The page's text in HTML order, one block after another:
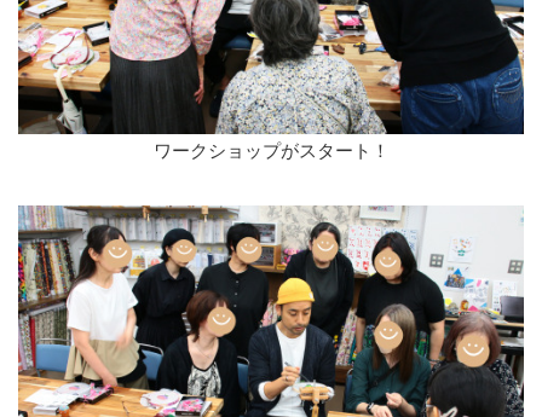
ワークショップがスタート！